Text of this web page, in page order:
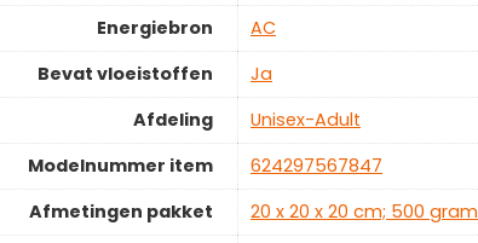
Energiebron
‎AC
Bevat vloeistoffen
‎Ja
Afdeling
‎Unisex-Adult
Modelnummer item
‎624297567847
Afmetingen pakket
‎20 x 20 x 20 cm; 500 gram